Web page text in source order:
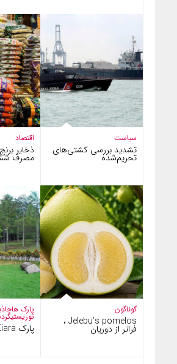
اقتصاد
ذخایر
مصرف
سیاست
تشدید بررسی کشتی‌های
تحریم‌شده
پارک ها
توریستی
پارک Lembah Kiara
گوناگون
Jelebu’s pomelos ،
فراتر از دوریان